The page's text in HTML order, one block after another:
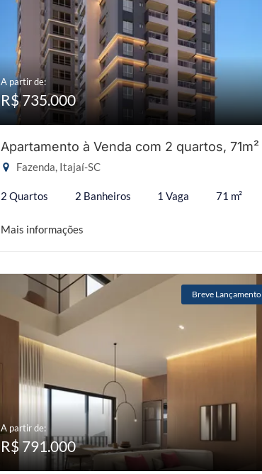
A partir de:
R$ 735.000
Apartamento à Venda com 2 quartos, 71m²
Fazenda, Itajaí-SC
2 Quartos 2 Banheiros 1 Vaga 71 m²
Mais informações
Breve Lançamento
A partir de:
R$ 791.000